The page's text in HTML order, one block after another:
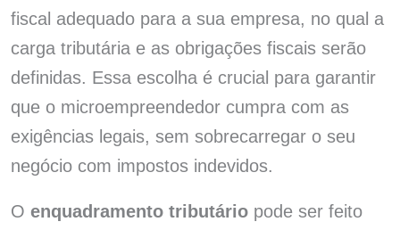
fiscal adequado para a sua empresa, no qual a
carga tributária e as obrigações fiscais serão
definidas. Essa escolha é crucial para garantir
que o microempreendedor cumpra com as
exigências legais, sem sobrecarregar o seu
negócio com impostos indevidos.
O enquadramento tributáriopode ser feito